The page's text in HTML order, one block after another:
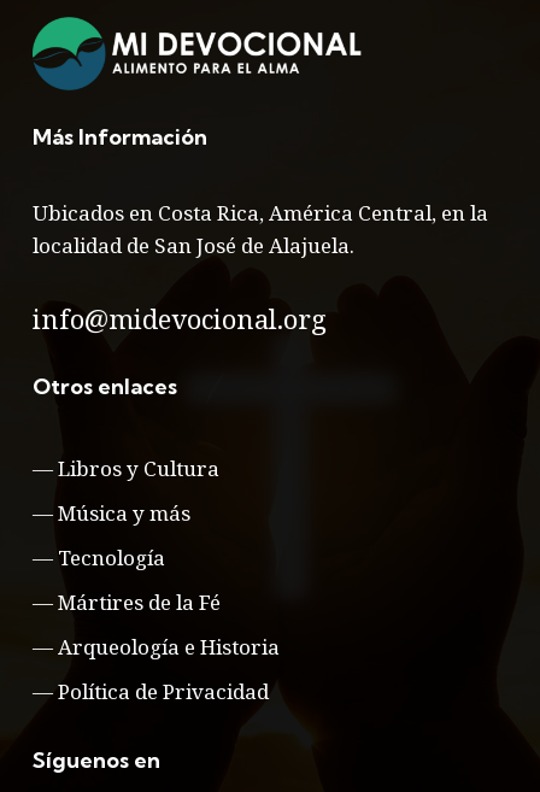
Más Información
Ubicados en Costa Rica, América Central, en la
localidad de San José de Alajuela.
info@midevocional.org
Otros enlaces
—Libros y Cultura
—Música y más
— Tecnología
—Mártires de la Fé
— Arqueología e Historia
—Política de Privacidad
Síguenos en